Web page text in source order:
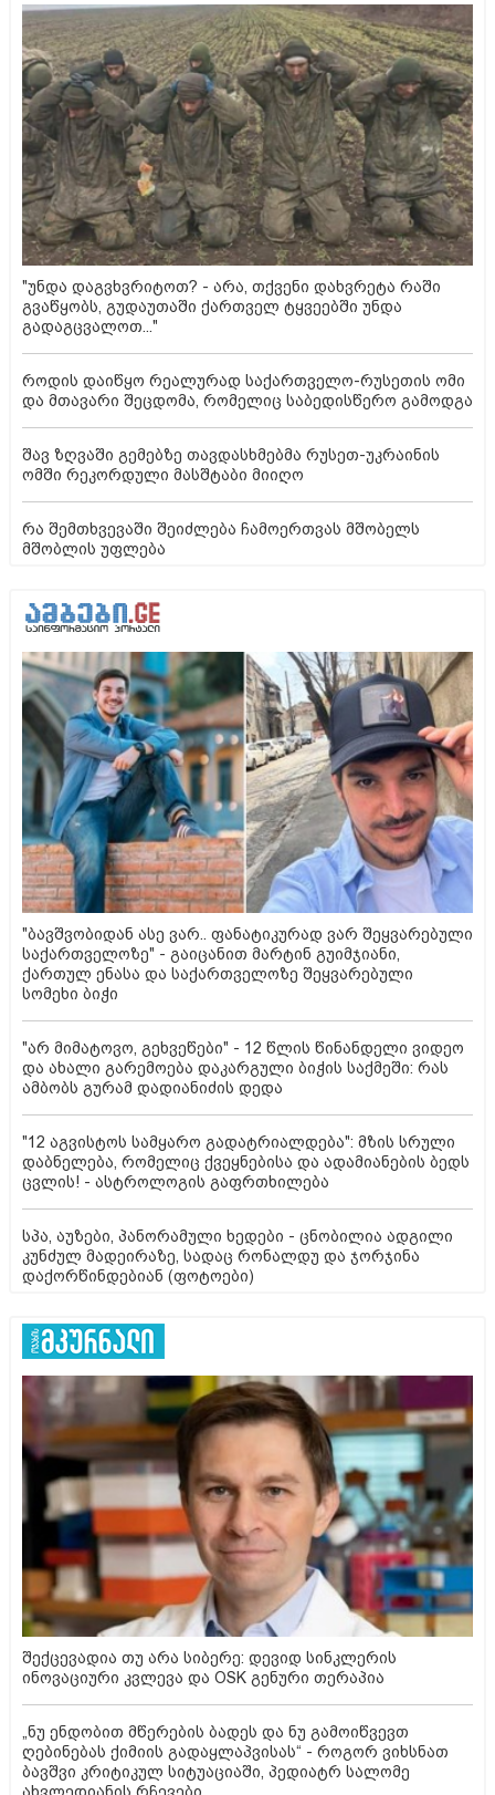
"უნდა დაგვხვრიტოთ? - არა, თქვენი დახვრეტა რაში
გვაწყობს, გუდაუთაში ქართველ ტყვეებში უნდა
გადაგცვალოთ..."
როდის დაიწყო რეალურად საქართველო-რუსეთის ომი
და მთავარი შეცდომა, რომელიც საბედისწერო გამოდგა
შავ ზღვაში გემებზე თავდასხმებმა რუსეთ-უკრაინის
ომში რეკორდული მასშტაბი მიიღო
რა შემთხვევაში შეიძლება ჩამოერთვას მშობელს
მშობლის უფლება
"ბავშვობიდან ასე ვარ.. ფანატიკურად ვარ შეყვარებული
საქართველოზე" - გაიცანით მარტინ გუიმჯიანი,
ქართულ ენასა და საქართველოზე შეყვარებული
სომეხი ბიჭი
"არ მიმატოვო, გეხვეწები" - 12 წლის წინანდელი ვიდეო
და ახალი გარემოება დაკარგული ბიჭის საქმეში: რას
ამბობს გურამ დადიანიძის დედა
"12 აგვისტოს სამყარო გადატრიალდება": მზის სრული
დაბნელება, რომელიც ქვეყნებისა და ადამიანების ბედს
ცვლის! - ასტროლოგის გაფრთხილება
სპა, აუზები, პანორამული ხედები - ცნობილია ადგილი
კუნძულ მადეირაზე, სადაც რონალდუ და ჯორჯინა
დაქორწინდებიან (ფოტოები)
შექცევადია თუ არა სიბერე: დევიდ სინკლერის
ინოვაციური კვლევა და OSK გენური თერაპია
„ნუ ენდობით მწერების ბადეს და ნუ გამოიწვევთ
ღებინებას ქიმიის გადაყლაპვისას“ - როგორ ვიხსნათ
ბავშვი კრიტიკულ სიტუაციაში, პედიატრ სალომე
ახვლედიანის რჩევები